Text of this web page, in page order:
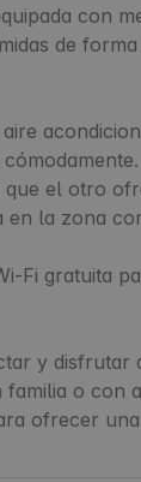
con
de
el otro
la zona
Fi gratuita
y
o con
ofrecer